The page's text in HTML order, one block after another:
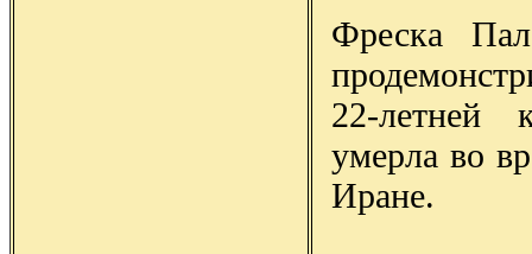
Фреска
22-летней
умерла во
Иране.